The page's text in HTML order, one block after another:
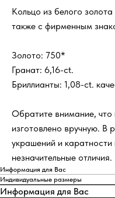
Кольцо из белого
также с фирменным
Золото: 750*
Гранат: 6,16-ct.
Бриллианты: 1,08-ct.
Обратите внимание,
изготовлено вручную. В
украшений и
незначительные отличия.
Информация для Вас
Индивидуальные размеры
Информация для Вас